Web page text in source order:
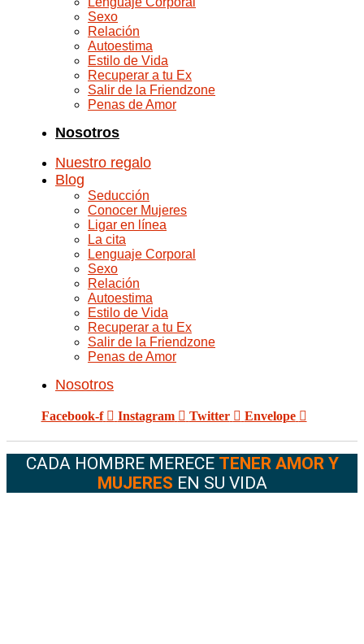
Sexo
Relación
Autoestima
Estilo de Vida
Recuperar a tu Ex
Salir de la Friendzone
Penas de Amor
Nosotros
Nuestro regalo
Blog
Seducción
Conocer Mujeres
Ligar en línea
La cita
Lenguaje Corporal
Sexo
Relación
Autoestima
Estilo de Vida
Recuperar a tu Ex
Salir de la Friendzone
Penas de Amor
Nosotros
Facebook-f Instagram Twitter Envelope
CADA HOMBRE MERECE TENER AMOR Y
MUJERES EN SU VIDA